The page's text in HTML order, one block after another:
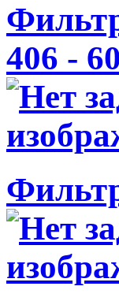
406 -